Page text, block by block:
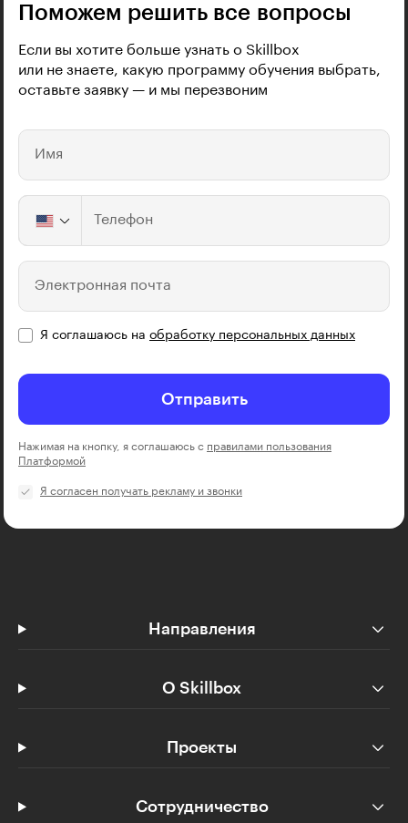
Поможем решить все вопросы
Если вы хотите больше узнать о Skillbox
или не знаете, какую программу обучения выбрать,
оставьте заявку — и мы перезвоним
Имя
Телефон
Электронная почта
Я соглашаюсь на обработку персональных данных
Отправить
Нажимая на кнопку, я соглашаюсь с правилами пользования
Платформой
Я согласен получать рекламу и звонки
Направления
О Skillbox
Проекты
Сотрудничество